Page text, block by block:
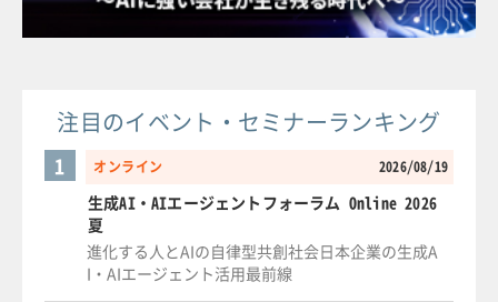
注目のイベント・セミナーランキング
オンライン 2026/08/19
1
生成AI・AIエージェントフォーラム Online 2026
夏
進化する人とAIの自律型共創社会日本企業の生成A
I・AIエージェント活用最前線